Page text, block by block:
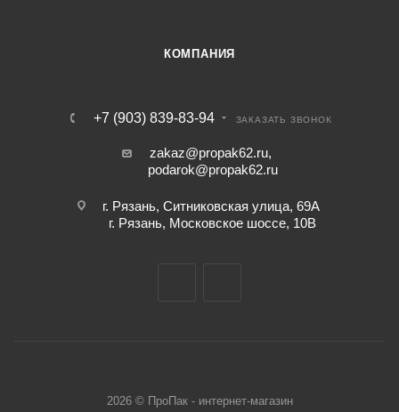
КОМПАНИЯ
+7 (903) 839-83-94 ЗАКАЗАТЬ ЗВОНОК
zakaz@propak62.ru,
podarok@propak62.ru
г. Рязань, Ситниковская улица, 69А
г. Рязань, Московское шоссе, 10В
2026 © ПроПак - интернет-магазин